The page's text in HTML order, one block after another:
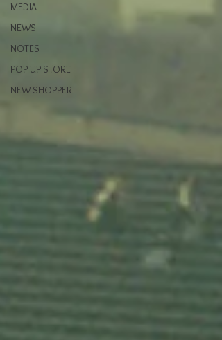
MEDIA
NEWS
NOTES
POP UP STORE
NEW SHOPPER